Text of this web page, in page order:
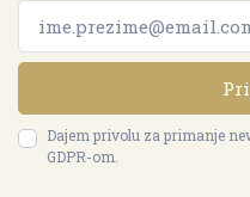
Dajem privolu za primanje
GDPR-om.